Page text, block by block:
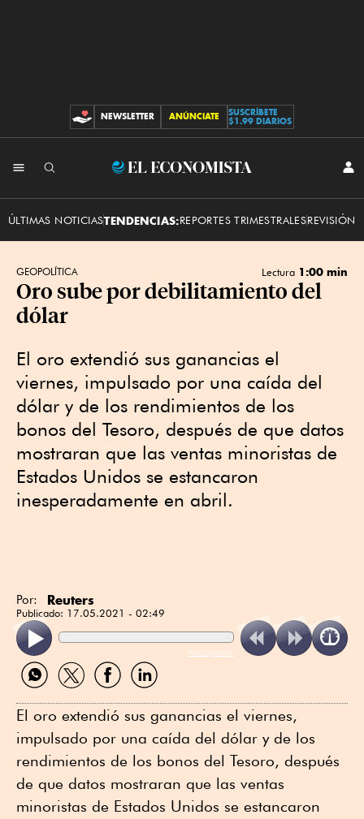
CONTRIBUCIONES
NEWSLETTER ANÚNCIATE
SUSCRÍBETE
$1.99 DIARIOS
El
ÚLTIMAS NOTICIASTENDENCIAS:REPORTES TRIMESTRALESREVISIÓN
GEOPOLÍTICA Lectura 1:00 min
Oro sube por debilitamiento del
dólar
El oro extendió sus ganancias el
viernes, impulsado por una caída del
dólar y de los rendimientos de los
bonos del Tesoro, después de que datos
mostraran que las ventas minoristas de
Estados Unidos se estancaron
inesperadamente en abril.
Por: Reuters
Publicado: 17.05.2021 - 02:49
ReadSpeaker
Compartir
por
Compartir
por
Compartir
por
Compartir
por
El oro extendió sus ganancias el viernes,
impulsado por una caída del dólar y de los
rendimientos de los bonos del Tesoro, después
de que datos mostraran que las ventas
minoristas de Estados Unidos se estancaron